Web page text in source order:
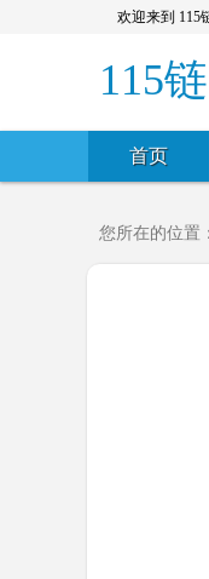
欢迎来到 115
115链
首页
您所在的位置：